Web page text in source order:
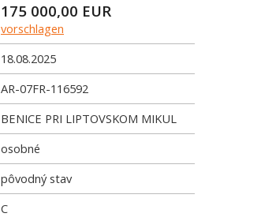
175 000,00 EUR
vorschlagen
18.08.2025
AR-07FR-116592
BENICE PRI LIPTOVSKOM MIKUL
osobné
pôvodný stav
C